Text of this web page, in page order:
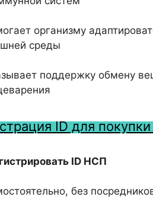
организму
среды
поддержку обмену
ID для
ID НСП
без